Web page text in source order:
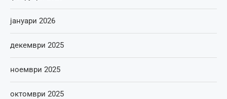
јануари 2026
декември 2025
ноември 2025
октомври 2025